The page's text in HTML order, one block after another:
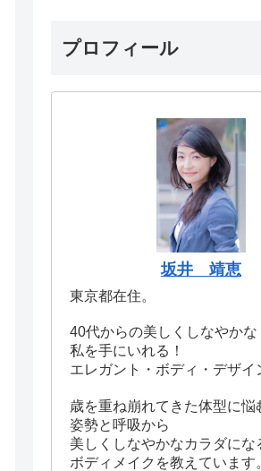
プロフィール
坂井 靖恵
東京都在住。
40代からの美しくしなやかな
私を手にいれる！
エレガント・ボディ・デザ
歳を重ね崩れてきた体型に悩
姿勢と呼吸から
美しくしなやかなカラダにな
ボディメイクを教えています。